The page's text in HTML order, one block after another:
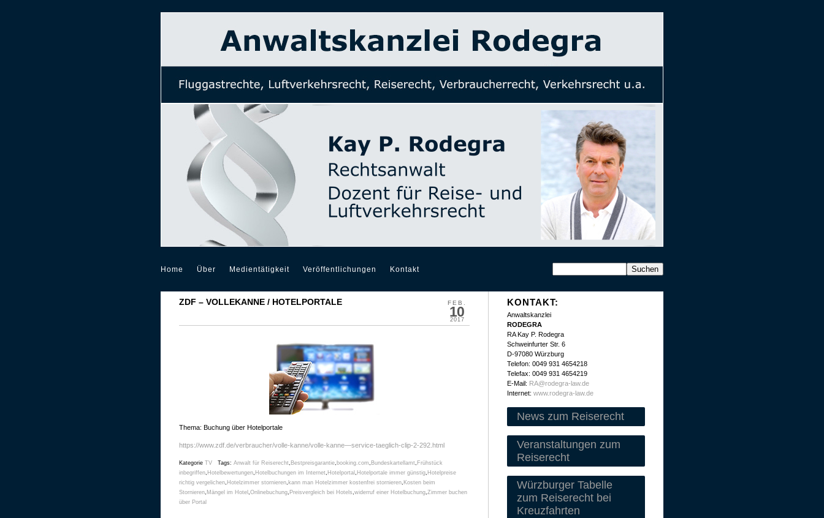
Home Über Medientätigkeit Veröffentlichungen Kontakt
FEB.
10
2017
ZDF – VOLLEKANNE / HOTELPORTALE
Thema: Buchung über Hotelportale
https://www.zdf.de/verbraucher/volle-kanne/volle-kanne—service-taeglich-clip-2-292.html
Kategorie TV Tags: Anwalt für Reiserecht, Bestpreisgarantie, booking.com, Bundeskartellamt, Frühstück
inbegriffen, Hotelbewertungen, Hotelbuchungen im Internet, Hotelportal , Hotelportale immer günstig, Hotelpreise
richtig vergelichen, Hotelzimmer stornieren, kann man Hotelzimmer kostenfrei stornieren, Kosten beim
Stornieren, Mängel im Hotel ,Onlinebuchung, Preisvergleich bei Hotels,widerruf einer Hotelbuchung,Zimmer buchen
über Portal
KONTAKT:
Anwaltskanzlei
RODEGRA
RA Kay P. Rodegra
Schweinfurter Str. 6
D-97080 Würzburg
Telefon: 0049 931 4654218
Telefax: 0049 931 4654219
E-Mail: RA@rodegra-law.de
Internet: www.rodegra-law.de
News zum Reiserecht
Veranstaltungen zum
Reiserecht
Würzburger Tabelle
zum Reiserecht bei
Kreuzfahrten